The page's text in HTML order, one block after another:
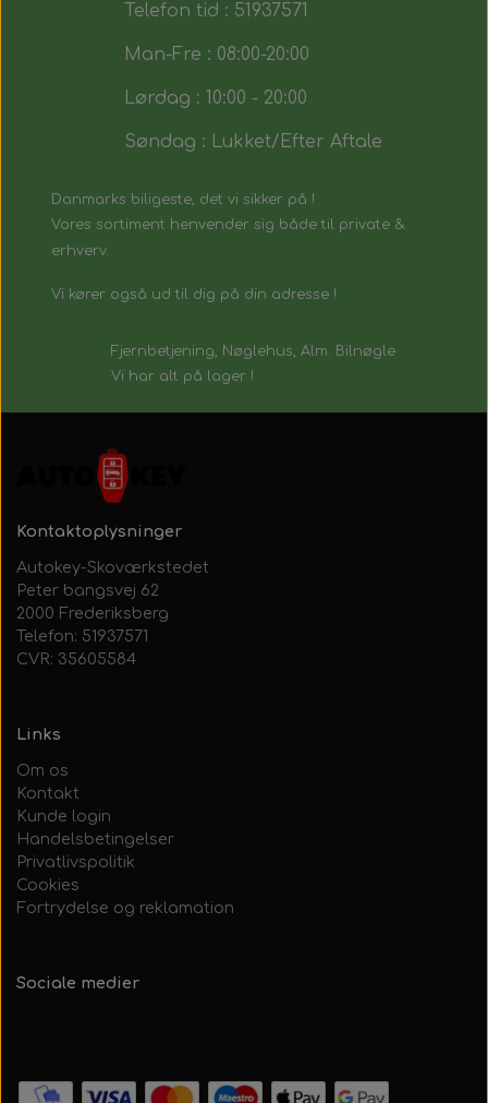
Telefon tid : 51937571
Man-Fre : 08:00-20:00
Lørdag : 10:00 - 20:00
Søndag : Lukket/Efter Aftale
Danmarks biligeste, det vi sikker på !
Vores sortiment henvender sig både til private &
erhverv.
Vi kører også ud til dig på din adresse !
Fjernbetjening, Nøglehus, Alm. Bilnøgle
Vi har alt på lager !
Kontaktoplysninger
Autokey-Skoværkstedet
Peter bangsvej 62
2000 Frederiksberg
Telefon: 51937571
CVR: 35605584
Links
Om os
Kontakt
Kunde login
Handelsbetingelser
Privatlivspolitik
Cookies
Fortrydelse og reklamation
Sociale medier